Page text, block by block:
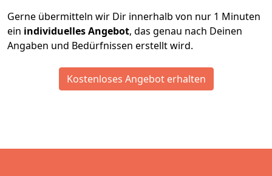
Gerne übermitteln wir Dir innerhalb von nur 1 Minuten
ein individuelles Angebot, das genau nach Deinen
Angaben und Bedürfnissen erstellt wird.
Kostenloses Angebot erhalten